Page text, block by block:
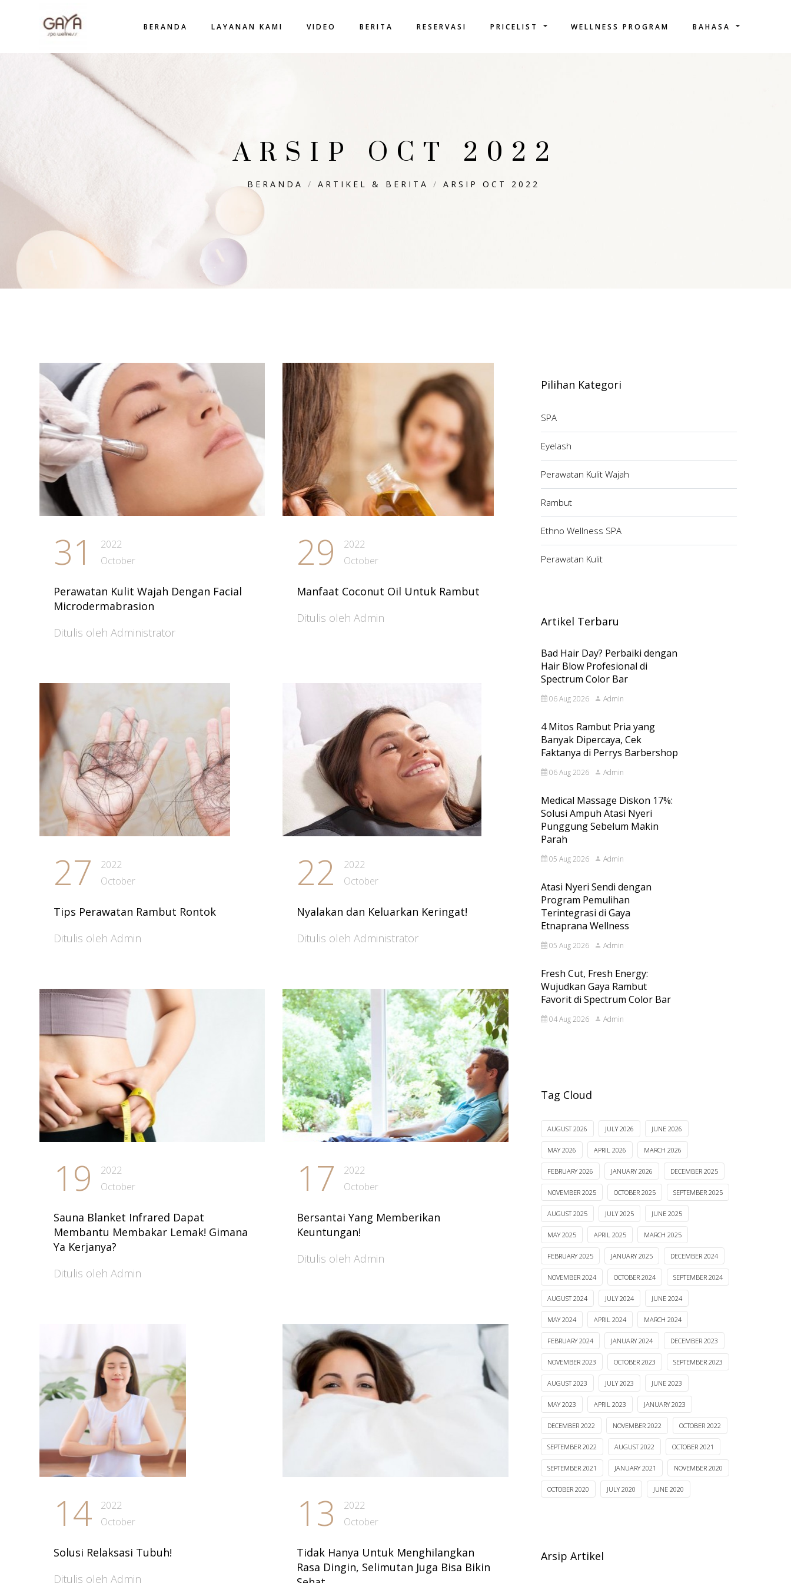
BERANDA LAYANAN KAMI VIDEO BERITA RESERVASI PRICELIST WELLNESS PROGRAM BAHASA
ARSIP OCT 2022
BERANDA / ARTIKEL & BERITA / ARSIP OCT 2022
31
2022
October
Perawatan Kulit Wajah Dengan Facial
Microdermabrasion
Ditulis oleh Administrator
29
2022
October
Manfaat Coconut Oil Untuk Rambut
Ditulis oleh Admin
27
2022
October
Tips Perawatan Rambut Rontok
Ditulis oleh Admin
22
2022
October
Nyalakan dan Keluarkan Keringat!
Ditulis oleh Administrator
19
2022
October
Sauna Blanket Infrared Dapat
Membantu Membakar Lemak! Gimana
Ya Kerjanya?
Ditulis oleh Admin
17
2022
October
Bersantai Yang Memberikan
Keuntungan!
Ditulis oleh Admin
14
2022
October
Solusi Relaksasi Tubuh!
Ditulis oleh Admin
13
2022
October
Tidak Hanya Untuk Menghilangkan
Rasa Dingin, Selimutan Juga Bisa Bikin
Pilihan Kategori
SPA
Eyelash
Perawatan Kulit Wajah
Rambut
Ethno Wellness SPA
Perawatan Kulit
Artikel Terbaru
Bad Hair Day? Perbaiki dengan
Hair Blow Profesional di
Spectrum Color Bar
06 Aug 2026 Admin
4 Mitos Rambut Pria yang
Banyak Dipercaya, Cek
Faktanya di Perrys Barbershop
06 Aug 2026 Admin
Medical Massage Diskon 17%:
Solusi Ampuh Atasi Nyeri
Punggung Sebelum Makin
Parah
05 Aug 2026 Admin
Atasi Nyeri Sendi dengan
Program Pemulihan
Terintegrasi di Gaya
Etnaprana Wellness
05 Aug 2026 Admin
Fresh Cut, Fresh Energy:
Wujudkan Gaya Rambut
Favorit di Spectrum Color Bar
04 Aug 2026 Admin
Tag Cloud
AUGUST 2026 JULY 2026 JUNE 2026
MAY 2026 APRIL 2026 MARCH 2026
FEBRUARY 2026 JANUARY 2026 DECEMBER 2025
NOVEMBER 2025 OCTOBER 2025 SEPTEMBER 2025
AUGUST 2025 JULY 2025 JUNE 2025
MAY 2025 APRIL 2025 MARCH 2025
FEBRUARY 2025 JANUARY 2025 DECEMBER 2024
NOVEMBER 2024 OCTOBER 2024 SEPTEMBER 2024
AUGUST 2024 JULY 2024 JUNE 2024
MAY 2024 APRIL 2024 MARCH 2024
FEBRUARY 2024 JANUARY 2024 DECEMBER 2023
NOVEMBER 2023 OCTOBER 2023 SEPTEMBER 2023
AUGUST 2023 JULY 2023 JUNE 2023
MAY 2023 APRIL 2023 JANUARY 2023
DECEMBER 2022 NOVEMBER 2022 OCTOBER 2022
SEPTEMBER 2022 AUGUST 2022 OCTOBER 2021
SEPTEMBER 2021 JANUARY 2021 NOVEMBER 2020
OCTOBER 2020 JULY 2020 JUNE 2020
Arsip Artikel